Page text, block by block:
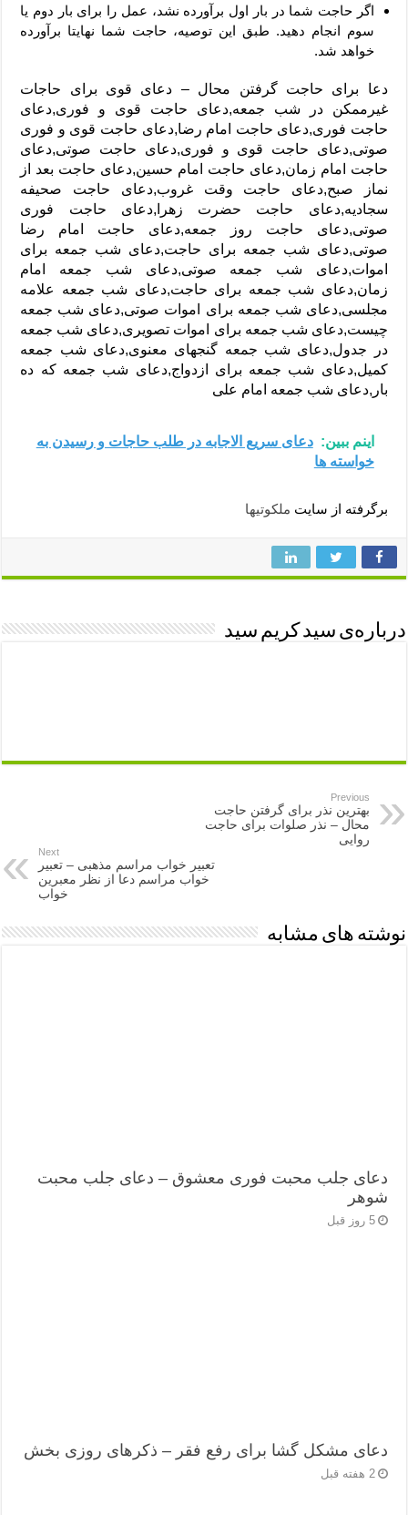
اگر حاجت شما در بار اول برآورده نشد، عمل را برای بار دوم یا
سوم انجام دهید. طبق این توصیه، حاجت شما نهایتا برآورده
خواهد شد.
دعا برای حاجت گرفتن محال – دعای قوی برای حاجات
غیرممکن در شب جمعه,دعای حاجت قوی و فوری,دعای
حاجت فوری,دعای حاجت امام رضا,دعای حاجت قوی و فوری
صوتی,دعای حاجت قوی و فوری,دعای حاجت صوتی,دعای
حاجت امام زمان,دعای حاجت امام حسین,دعای حاجت بعد از
نماز صبح,دعای حاجت وقت غروب,دعای حاجت صحیفه
سجادیه,دعای حاجت حضرت زهرا,دعای حاجت فوری
صوتی,دعای حاجت روز جمعه,دعای حاجت امام رضا
صوتی,دعای شب جمعه برای حاجت,دعای شب جمعه برای
اموات,دعای شب جمعه صوتی,دعای شب جمعه امام
زمان,دعای شب جمعه برای حاجت,دعای شب جمعه علامه
مجلسی,دعای شب جمعه برای اموات صوتی,دعای شب جمعه
چیست,دعای شب جمعه برای اموات تصویری,دعای شب جمعه
در جدول,دعای شب جمعه گنجهای معنوی,دعای شب جمعه
کمیل,دعای شب جمعه برای ازدواج,دعای شب جمعه که ده
بار,دعای شب جمعه امام علی
اینم ببین: دعای سریع الاجابه در طلب حاجات و رسیدن به
خواسته ها
برگرفته از سایت ملکوتیها
درباره‌ی سید کریم سید
Previous
بهترین نذر برای گرفتن حاجت
محال – نذر صلوات برای حاجت
روایی
Next
تعبیر خواب مراسم مذهبی – تعبیر
خواب مراسم دعا از نظر معبرین
خواب
نوشته های مشابه
دعای جلب محبت فوری معشوق – دعای جلب محبت
شوهر
5 روز قبل
دعای مشکل گشا برای رفع فقر – ذکرهای روزی‌ بخش
2 هفته قبل